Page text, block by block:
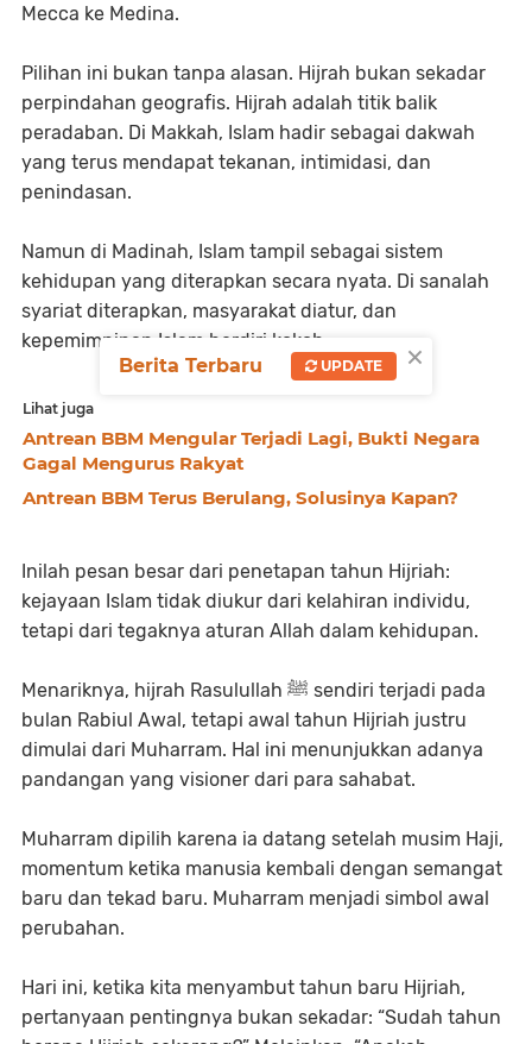
Mecca ke Medina.
Pilihan ini bukan tanpa alasan. Hijrah bukan sekadar
perpindahan geografis. Hijrah adalah titik balik
peradaban. Di Makkah, Islam hadir sebagai dakwah
yang terus mendapat tekanan, intimidasi, dan
penindasan.
Namun di Madinah, Islam tampil sebagai sistem
kehidupan yang diterapkan secara nyata. Di sanalah
syariat diterapkan, masyarakat diatur, dan
kepemimpinan Islam berdiri kokoh.
Lihat juga
Antrean BBM Mengular Terjadi Lagi, Bukti Negara
Gagal Mengurus Rakyat
Antrean BBM Terus Berulang, Solusinya Kapan?
Inilah pesan besar dari penetapan tahun Hijriah:
kejayaan Islam tidak diukur dari kelahiran individu,
tetapi dari tegaknya aturan Allah dalam kehidupan.
Menariknya, hijrah Rasulullah ﷺ sendiri terjadi pada
bulan Rabiul Awal, tetapi awal tahun Hijriah justru
dimulai dari Muharram. Hal ini menunjukkan adanya
pandangan yang visioner dari para sahabat.
Muharram dipilih karena ia datang setelah musim Haji,
momentum ketika manusia kembali dengan semangat
baru dan tekad baru. Muharram menjadi simbol awal
perubahan.
Hari ini, ketika kita menyambut tahun baru Hijriah,
pertanyaan pentingnya bukan sekadar: “Sudah tahun
×
Berita Terbaru UPDATE